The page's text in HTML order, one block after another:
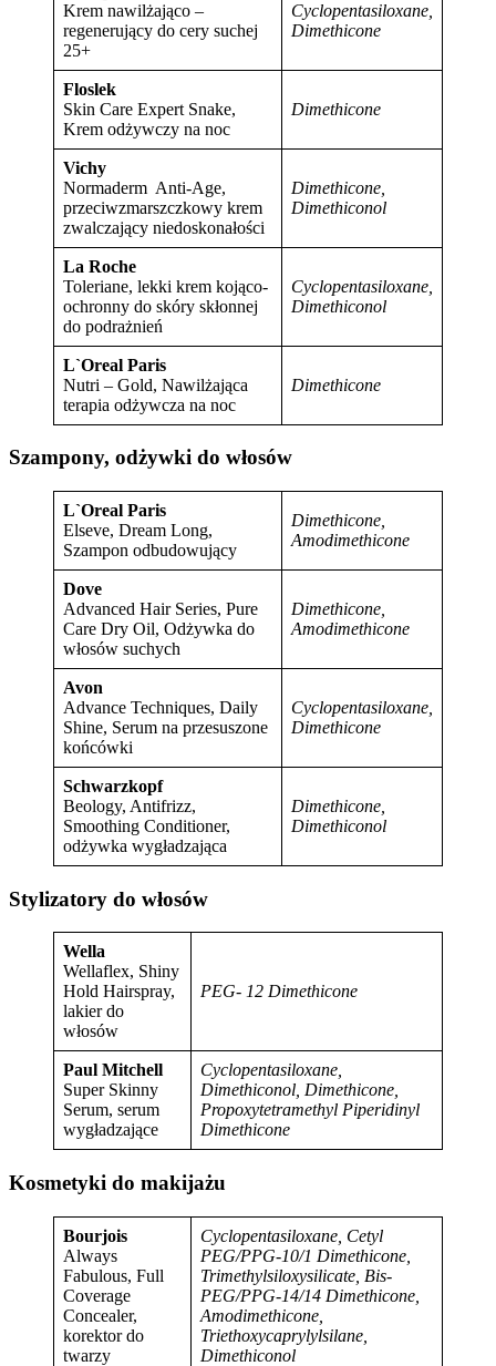
Krem nawilżająco –
regenerujący do cery suchej
25+
Cyclopentasiloxane,
Dimethicone
Floslek
Skin Care Expert Snake,
Krem odżywczy na noc
Dimethicone
Vichy
Normaderm Anti-Age,
przeciwzmarszczkowy krem
zwalczający niedoskonałości
Dimethicone,
Dimethiconol
La Roche
Toleriane, lekki krem kojąco-
ochronny do skóry skłonnej
do podrażnień
Cyclopentasiloxane,
Dimethiconol
L`Oreal Paris
Nutri – Gold, Nawilżająca
terapia odżywcza na noc
Dimethicone
Szampony, odżywki do włosów
L`Oreal Paris
Elseve, Dream Long,
Szampon odbudowujący
Dimethicone,
Amodimethicone
Dove
Advanced Hair Series, Pure
Care Dry Oil, Odżywka do
włosów suchych
Dimethicone,
Amodimethicone
Avon
Advance Techniques, Daily
Shine, Serum na przesuszone
końcówki
Cyclopentasiloxane,
Dimethicone
Schwarzkopf
Beology, Antifrizz,
Smoothing Conditioner,
odżywka wygładzająca
Dimethicone,
Dimethiconol
Stylizatory do włosów
Wella
Wellaflex, Shiny
Hold Hairspray,
lakier do
włosów
PEG- 12 Dimethicone
Paul Mitchell
Super Skinny
Serum, serum
wygładzające
Cyclopentasiloxane,
Dimethiconol, Dimethicone,
Propoxytetramethyl Piperidinyl
Dimethicone
Kosmetyki do makijażu
Bourjois
Always
Fabulous, Full
Coverage
Concealer,
korektor do
twarzy
Cyclopentasiloxane, Cetyl
PEG/PPG-10/1 Dimethicone,
Trimethylsiloxysilicate, Bis-
PEG/PPG-14/14 Dimethicone,
Amodimethicone,
Triethoxycaprylylsilane,
Dimethiconol